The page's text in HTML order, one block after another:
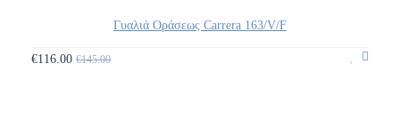
Γυαλιά Οράσεως Carrera 163/V/F
€116.00€145.00